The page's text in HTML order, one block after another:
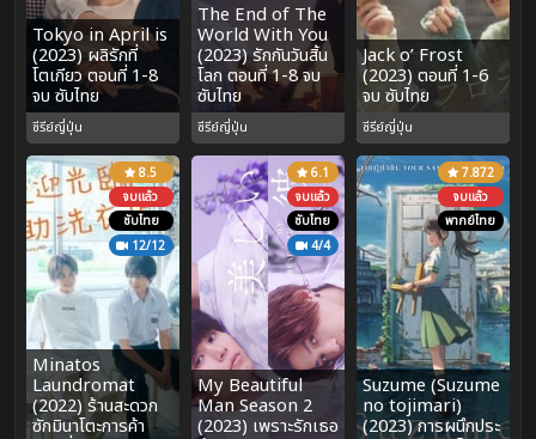
Tokyo in April is
(2023) ผลิรักที่
โตเกียว ตอนที่ 1-8
จบ ซับไทย
ซีรีย์ญี่ปุ่น
The End of The
World With You
(2023) รักกันวันสิ้น
โลก ตอนที่ 1-8 จบ
ซับไทย
ซีรีย์ญี่ปุ่น
Jack o’ Frost
(2023) ตอนที่ 1-6
จบ ซับไทย
ซีรีย์ญี่ปุ่น
8.5
จบแล้ว
ซับไทย
12/12
Minatos
Laundromat
(2022) ร้านสะดวก
ซักมินาโตะการค้า
6.1
จบแล้ว
ซับไทย
4/4
My Beautiful
Man Season 2
(2023) เพราะรักเธอ
7.872
จบแล้ว
พากย์ไทย
Suzume (Suzume
no tojimari)
(2023) การผนึกประ